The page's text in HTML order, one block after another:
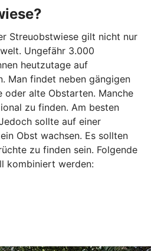
Streuobstwiese gilt nicht nur
Ungefähr 3.000
heutzutage auf
Man findet neben gängigen
oder alte Obstarten. Manche
zu finden. Am besten
sollte auf einer
Obst wachsen. Es sollten
zu finden sein. Folgende
kombiniert werden: